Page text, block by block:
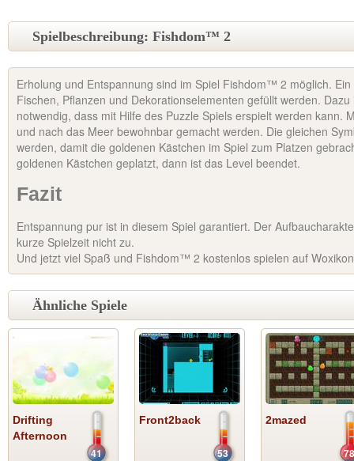
Spielbeschreibung: Fishdom™ 2
Erholung und Entspannung sind im Spiel Fishdom™ 2 möglich.
Fischen, Pflanzen und Dekorationselementen gefüllt werden.
notwendig, dass mit Hilfe des Puzzle Spiels erspielt werden kann.
und nach das Meer bewohnbar gemacht werden. Die gleichen
werden, damit die goldenen Kästchen im Spiel zum Platzen
goldenen Kästchen geplatzt, dann ist das Level beendet.
Fazit
Entspannung pur ist in diesem Spiel garantiert. Der
kurze Spielzeit nicht zu.
Und jetzt viel Spaß und Fishdom™ 2 kostenlos spielen auf
Ähnliche Spiele
Drifting
Afternoon
41
Front2back
53
2mazed
78